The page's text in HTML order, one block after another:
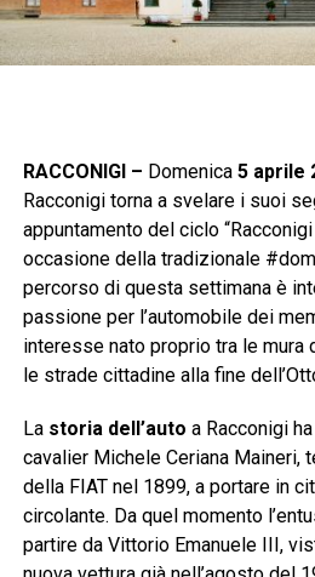
RACCONIGI – Domenica 5 aprile
Racconigi torna a svelare i suoi
appuntamento del ciclo
occasione della tradizionale
percorso di questa settimana è
passione per l’automobile dei
interesse nato proprio tra le
le strade cittadine alla fine
La storia dell’auto a Racconigi
cavalier Michele Ceriana Maineri,
della FIAT nel 1899, a portare in
circolante. Da quel momento
partire da Vittorio Emanuele III,